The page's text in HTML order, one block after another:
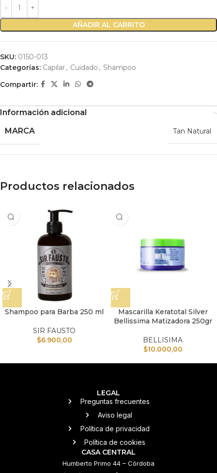
AÑADIR AL CARRITO
SKU: 0150-013
Categorías: Capilar, Cuidado , Shampoo
Compartir:
Información adicional
MARCA
Tan Natural
Productos relacionados
Shampoo para Barba 250 ml
SIR FAUSTO
$6.900,00
Mascarilla Keratotal Silver
Bellissima Matizadora 250gr
BELLISIMA
$10.000,00
LEGAL
Preguntas frecuentes
Aviso legal
Política de privacidad
Política de cookies
CASA CENTRAL
Humberto Primo 44 – Córdoba